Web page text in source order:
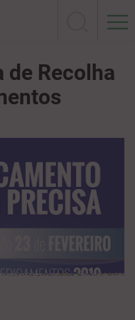
de Recolha